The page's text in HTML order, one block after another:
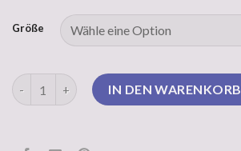
Größe
rosa pullover MengeIN DEN WARENKORB